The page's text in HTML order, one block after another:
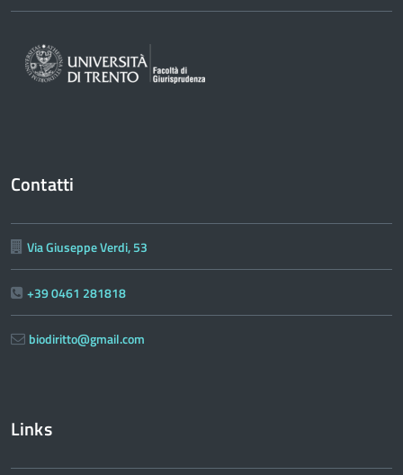
Contatti
Via Giuseppe Verdi, 53
+39 0461 281818
biodiritto@gmail.com
Links